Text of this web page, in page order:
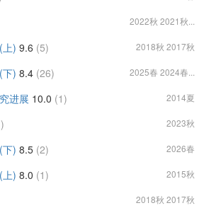
2022秋 2021秋...
) 9.6 (5) 2018秋 2017秋
) 8.4 (26) 2025春 2024春...
进展 10.0 (1) 2014夏
2023秋
) 8.5 (2) 2026春
) 8.0 (1) 2015秋
2018秋 2017秋